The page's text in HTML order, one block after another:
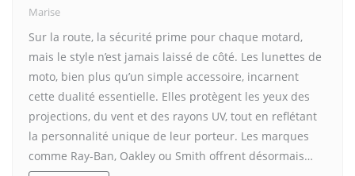
Marise
Sur la route, la sécurité prime pour chaque motard,
mais le style n’est jamais laissé de côté. Les lunettes de
moto, bien plus qu’un simple accessoire, incarnent
cette dualité essentielle. Elles protègent les yeux des
projections, du vent et des rayons UV, tout en reflétant
la personnalité unique de leur porteur. Les marques
comme Ray-Ban, Oakley ou Smith offrent désormais…